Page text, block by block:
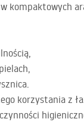
kompaktowych
korzystania z